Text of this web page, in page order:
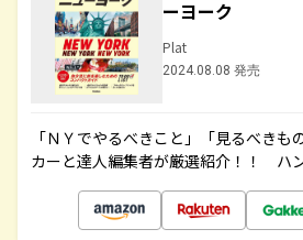
ーヨーク
Plat
2024.08.08 発売
「ＮＹでやるべきこと」「見るべきも
カーと達人編集者が厳選紹介！！ ハ